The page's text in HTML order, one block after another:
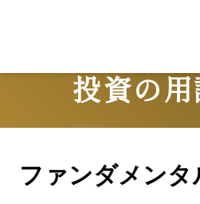
投資の
ファンダメンタ